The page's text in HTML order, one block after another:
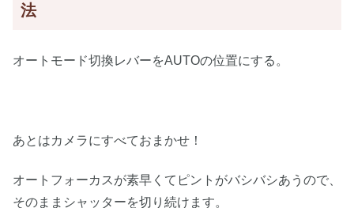
法
オートモード切換レバーをAUTOの位置にする。
あとはカメラにすべておまかせ！
オートフォーカスが素早くてピントがバシバシあうので、
そのままシャッターを切り続けます。